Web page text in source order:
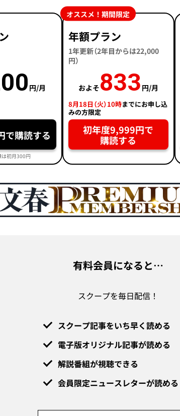
円/月
で購読する
は初月300円
年額プラン
1年更新（2年目からは22,000
円）
およそ833 円/月
8月18日（火）10時までにお申し込
みの方限定
初年度9,999円で
購読する
オススメ！期間限定
有料会員になると…
スクープを毎日配信！
スクープ記事をいち早く読める
電子版オリジナル記事が読める
解説番組が視聴できる
会員限定ニュースレターが読める